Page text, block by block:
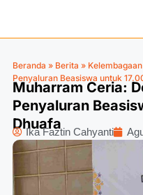
Beranda » Berita » Kelembagaan
Penyaluran Beasiswa untuk
Muharram Ceria:
Penyaluran
Dhuafa
Ika Faztin Cahyanti